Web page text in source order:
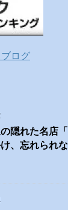
隠れた名店
、忘れられ